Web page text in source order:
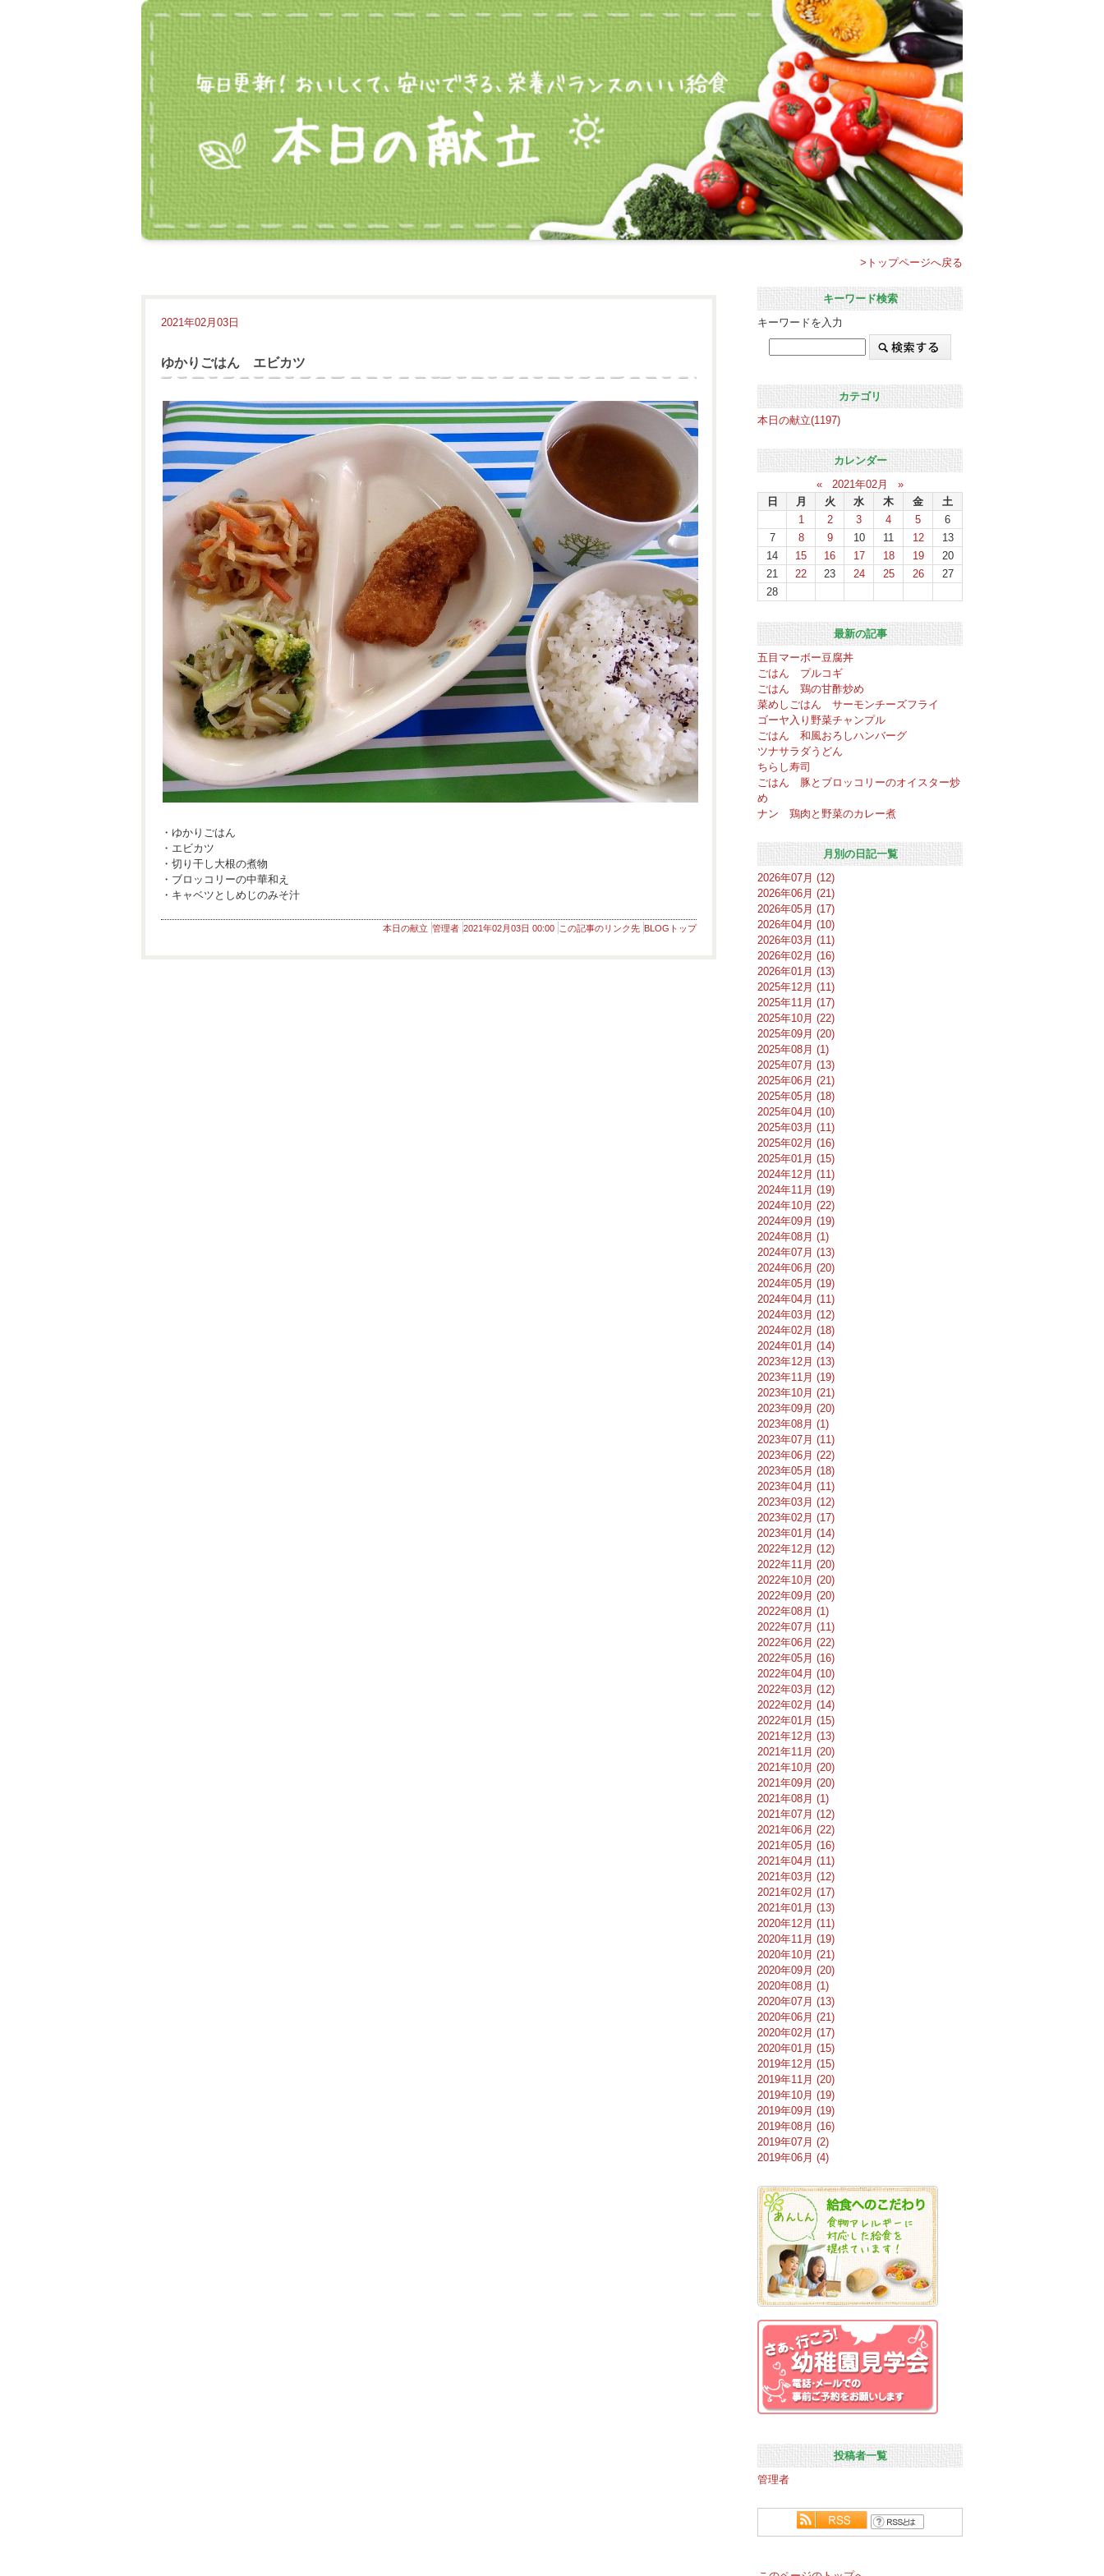
>トップページへ戻る
2021年02月03日
ゆかりごはん エビカツ
・ゆかりごはん
・エビカツ
・切り干し大根の煮物
・ブロッコリーの中華和え
・キャベツとしめじのみそ汁
本日の献立 管理者 2021年02月03日 00:00 この記事のリンク先 BLOGトップ
キーワード検索
キーワードを入力
カテゴリ
本日の献立(1197)
カレンダー
«
2021年02月
»
日
月 火 水 木 金
土
1
2 3 4 5
6
7
8 9 10 11 12
13
14
15 16 17 18 19
20
21
22 23 24 25 26
27
28
最新の記事
五目マーボー豆腐丼
ごはん プルコギ
ごはん 鶏の甘酢炒め
菜めしごはん サーモンチーズフライ
ゴーヤ入り野菜チャンプル
ごはん 和風おろしハンバーグ
ツナサラダうどん
ちらし寿司
ごはん 豚とブロッコリーのオイスター炒
め
ナン 鶏肉と野菜のカレー煮
月別の日記一覧
2026年07月 (12)
2026年06月 (21)
2026年05月 (17)
2026年04月 (10)
2026年03月 (11)
2026年02月 (16)
2026年01月 (13)
2025年12月 (11)
2025年11月 (17)
2025年10月 (22)
2025年09月 (20)
2025年08月 (1)
2025年07月 (13)
2025年06月 (21)
2025年05月 (18)
2025年04月 (10)
2025年03月 (11)
2025年02月 (16)
2025年01月 (15)
2024年12月 (11)
2024年11月 (19)
2024年10月 (22)
2024年09月 (19)
2024年08月 (1)
2024年07月 (13)
2024年06月 (20)
2024年05月 (19)
2024年04月 (11)
2024年03月 (12)
2024年02月 (18)
2024年01月 (14)
2023年12月 (13)
2023年11月 (19)
2023年10月 (21)
2023年09月 (20)
2023年08月 (1)
2023年07月 (11)
2023年06月 (22)
2023年05月 (18)
2023年04月 (11)
2023年03月 (12)
2023年02月 (17)
2023年01月 (14)
2022年12月 (12)
2022年11月 (20)
2022年10月 (20)
2022年09月 (20)
2022年08月 (1)
2022年07月 (11)
2022年06月 (22)
2022年05月 (16)
2022年04月 (10)
2022年03月 (12)
2022年02月 (14)
2022年01月 (15)
2021年12月 (13)
2021年11月 (20)
2021年10月 (20)
2021年09月 (20)
2021年08月 (1)
2021年07月 (12)
2021年06月 (22)
2021年05月 (16)
2021年04月 (11)
2021年03月 (12)
2021年02月 (17)
2021年01月 (13)
2020年12月 (11)
2020年11月 (19)
2020年10月 (21)
2020年09月 (20)
2020年08月 (1)
2020年07月 (13)
2020年06月 (21)
2020年02月 (17)
2020年01月 (15)
2019年12月 (15)
2019年11月 (20)
2019年10月 (19)
2019年09月 (19)
2019年08月 (16)
2019年07月 (2)
2019年06月 (4)
投稿者一覧
管理者